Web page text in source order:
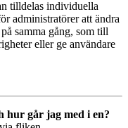
tilldelas individuella
administratörer att ändra
samma gång, som till
eller ge användare
hur går jag med i en?